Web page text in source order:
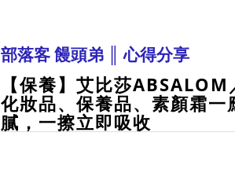
部落客 饅頭弟 ║ 心得分享
【保養】艾比莎
化妝品、保養品、素顏霜一
膩，一擦立即吸收